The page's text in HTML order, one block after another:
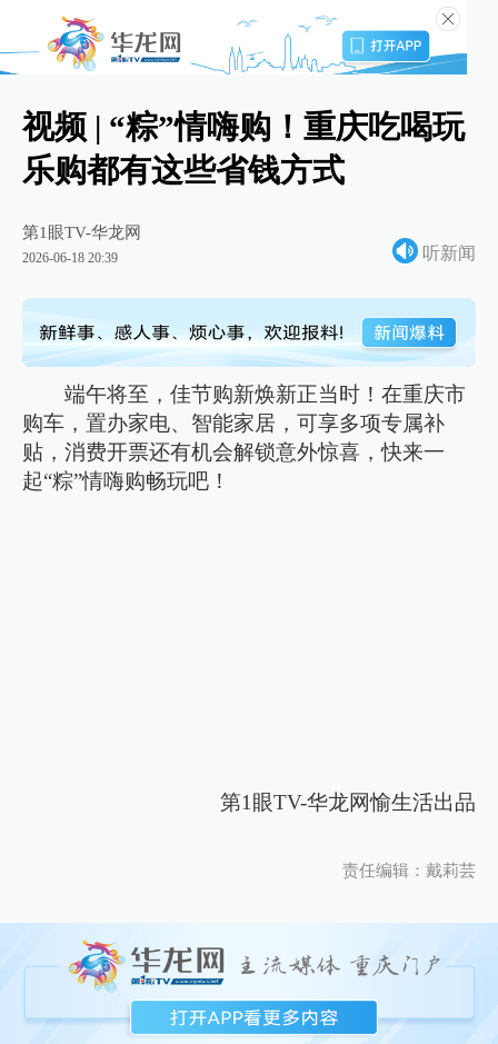
视频 | “粽”情嗨购！重庆吃喝玩
乐购都有这些省钱方式
第1眼TV-华龙网
2026-06-18 20:39 听新闻
端午将至，佳节购新焕新正当时！在重庆市
购车，置办家电、智能家居，可享多项专属补
贴，消费开票还有机会解锁意外惊喜，快来一
起“粽”情嗨购畅玩吧！
第1眼TV-华龙网愉生活出品
责任编辑：戴莉芸